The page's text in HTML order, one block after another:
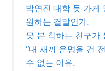
박연진 대학 못 가게
원하는 결말인가.
못 본 척하는 친구가
“내 새끼 운명을 건
수 없는 이유.